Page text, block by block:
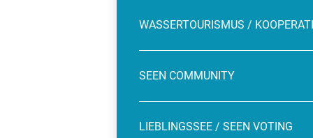
WASSERTOURISMUS /
SEEN COMMUNITY
LIEBLINGSSEE / SEEN VOTING